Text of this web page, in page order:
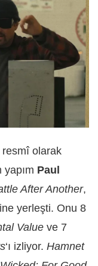
olarak
yapım Paul
After Another,
yerleşti. Onu 8
Value ve 7
‘ı izliyor. Hamnet